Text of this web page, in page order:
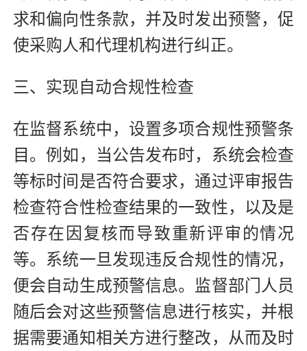
求和偏向性条款，并及时发出预警，促
使采购人和代理机构进行纠正。
三、实现自动合规性检查
在监督系统中，设置多项合规性预警条
目。例如，当公告发布时，系统会检查
等标时间是否符合要求，通过评审报告
检查符合性检查结果的一致性，以及是
否存在因复核而导致重新评审的情况
等。系统一旦发现违反合规性的情况，
便会自动生成预警信息。监督部门人员
随后会对这些预警信息进行核实，并根
据需要通知相关方进行整改，从而及时